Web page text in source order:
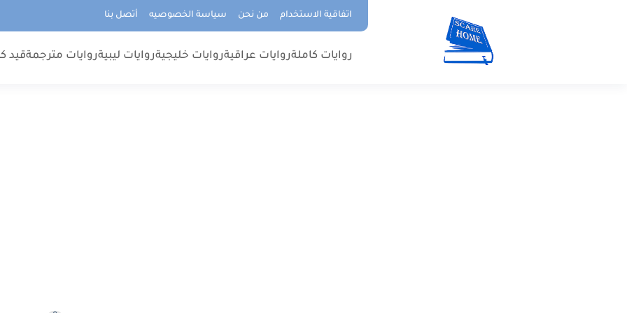
اتفاقية الاستخدام من نحن سياسة الخصوصيه أتصل بنا
روايات كاملةروايات عراقيةروايات خليجيةروايات ليبيةروايات مترجمةقيد